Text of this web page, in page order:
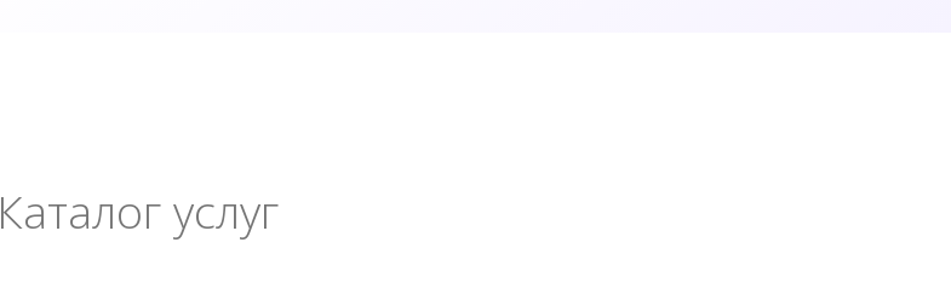
Каталог услуг